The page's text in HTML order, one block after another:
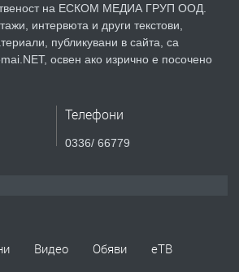
преди 1 година
Уроци по Математика
преди 1 година
на ЕСКОМ МЕДИА ГРУП ООД.
интервюта и други текстови,
публикувани в сайта, са
освен ако изрично е посочено
Телефони
0336/ 66779
Видео Обяви
еТВ